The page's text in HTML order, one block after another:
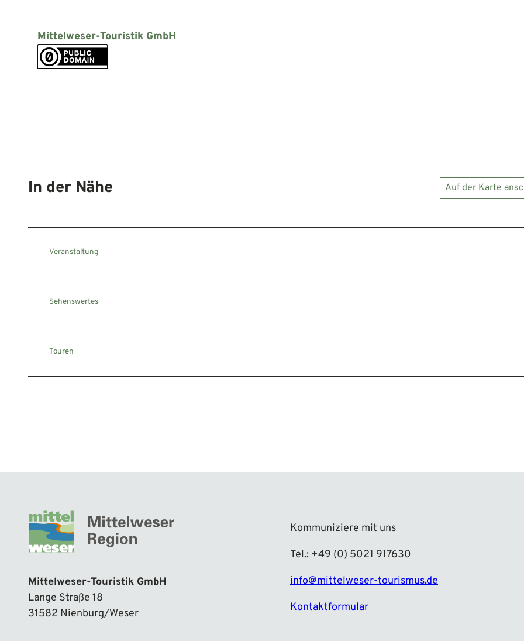
Mittelweser-Touristik GmbH
In der Nähe Auf der Karte
Veranstaltung
Sehenswertes
Touren
Mittelweser-Touristik GmbH
Lange Straße 18
31582 Nienburg/Weser
Kommuniziere mit uns
Tel.: +49 (0) 5021 917630
info@mittelweser-tourismus.de
Kontaktformular